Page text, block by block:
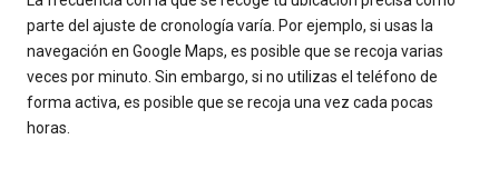
parte del ajuste de cronología varía. Por ejemplo, si usas la
navegación en Google Maps, es posible que se recoja varias
veces por minuto. Sin embargo, si no utilizas el teléfono de
forma activa, es posible que se recoja una vez cada pocas
horas.